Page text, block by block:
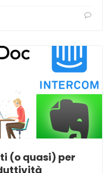
(o quasi) per